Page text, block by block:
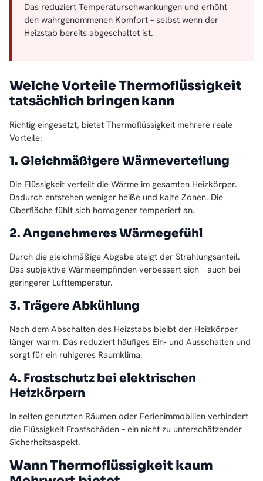
Das reduziert Temperaturschwankungen und erhöht
den wahrgenommenen Komfort – selbst wenn der
Heizstab bereits abgeschaltet ist.
Welche Vorteile Thermoflüssigkeit
tatsächlich bringen kann
Richtig eingesetzt, bietet Thermoflüssigkeit mehrere reale
Vorteile:
1. Gleichmäßigere Wärmeverteilung
Die Flüssigkeit verteilt die Wärme im gesamten Heizkörper.
Dadurch entstehen weniger heiße und kalte Zonen. Die
Oberfläche fühlt sich homogener temperiert an.
2. Angenehmeres Wärmegefühl
Durch die gleichmäßige Abgabe steigt der Strahlungsanteil.
Das subjektive Wärmeempfinden verbessert sich – auch bei
geringerer Lufttemperatur.
3. Trägere Abkühlung
Nach dem Abschalten des Heizstabs bleibt der Heizkörper
länger warm. Das reduziert häufiges Ein- und Ausschalten und
sorgt für ein ruhigeres Raumklima.
4. Frostschutz bei elektrischen
Heizkörpern
In selten genutzten Räumen oder Ferienimmobilien verhindert
die Flüssigkeit Frostschäden – ein nicht zu unterschätzender
Sicherheitsaspekt.
Wann Thermoflüssigkeit kaum